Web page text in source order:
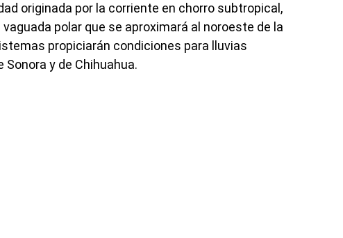
originada por la corriente en chorro subtropical,
polar que se aproximará al noroeste de la
propiciarán condiciones para lluvias
y de Chihuahua.